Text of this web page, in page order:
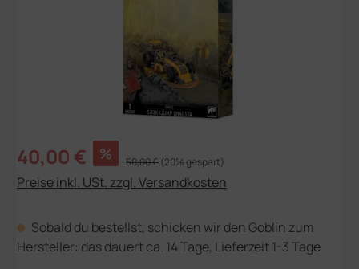
Verkaufspreis:
40,00 € % Regulärer Preis:
50,00 € (20% gespart)
Preise inkl. USt. zzgl. Versandkosten
Sobald du bestellst, schicken wir den Goblin zum
Hersteller: das dauert ca. 14 Tage, Lieferzeit 1-3 Tage